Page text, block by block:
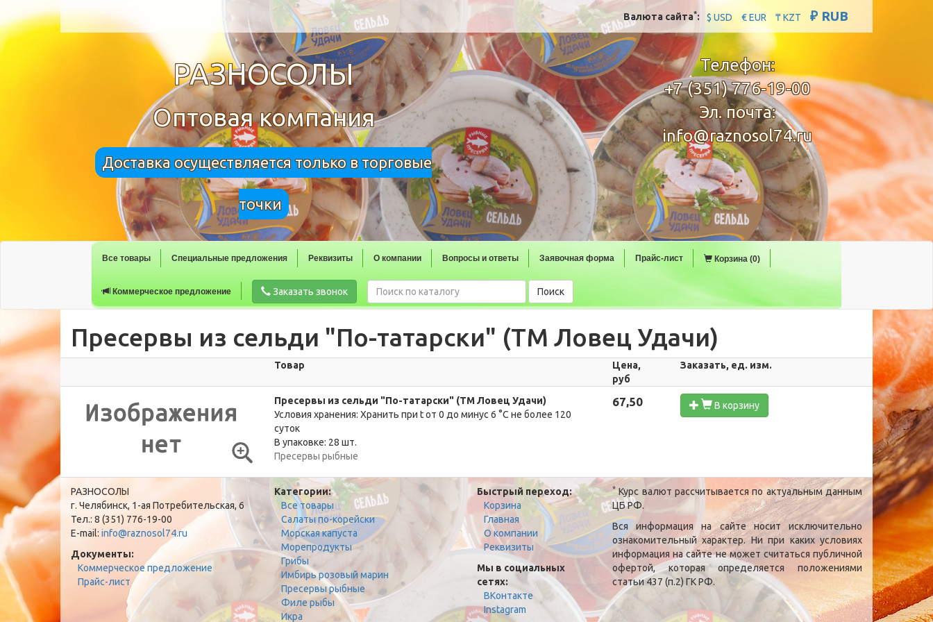
$ USD € EUR ₸ KZT ₽ RUB
Валюта сайта*:
РАЗНОСОЛЫ
Оптовая компания
Доставка осуществляется только в торговые
точки
Телефон:
+7 (351) 776-19-00
Эл. почта:
info@raznosol74.ru
Все товары Специальные предложения Реквизиты О компании Вопросы и ответы Заявочная форма Прайс-лист Корзина (0)
Коммерческое предложение Заказать звонок Поиск
Пресервы из сельди "По-татарски" (ТМ Ловец Удачи)
Товар
Цена,
руб
Заказать, ед. изм.
Пресервы из сельди "По-татарски" (ТМ Ловец Удачи)
Условия хранения: Хранить при t от 0 до минус 6 °C не более 120
суток
В упаковке: 28 шт.
Пресервы рыбные
67,50 В корзину
РАЗНОСОЛЫ
г. Челябинск, 1-ая Потребительская, 6
Тел.: 8 (351) 776-19-00
E-mail: info@raznosol74.ru
Документы:
Коммерческое предложение
Прайс-лист
Категории:
Все товары
Салаты по-корейски
Морская капуста
Морепродукты
Грибы
Имбирь розовый марин
Пресервы рыбные
Филе рыбы
Икра
Быстрый переход:
Корзина
Главная
О компании
Реквизиты
Мы в социальных
сетях:
ВКонтакте
Instagram
*Курс валют рассчитывается по актуальным данным
ЦБ РФ.
Вся информация на сайте носит исключительно
ознакомительный характер. Ни при каких условиях
информация на сайте не может считаться публичной
офертой, которая определяется положениями
статьи 437 (п.2) ГК РФ.